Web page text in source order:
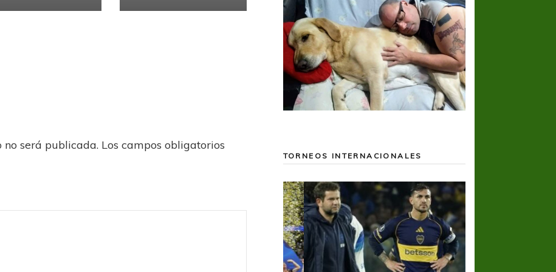
no será publicada. Los campos obligatorios
TORNEOS INTERNACIONALES